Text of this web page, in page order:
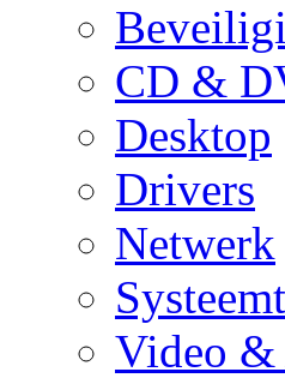
CD &
Desktop
Drivers
Netwerk
Video